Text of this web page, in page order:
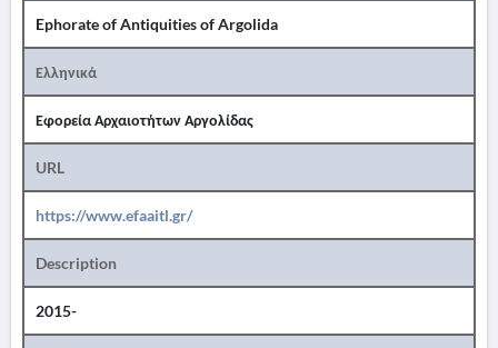
Ephorate of Antiquities of Argolida
Ελληνικά
Εφορεία Αρχαιοτήτων Αργολίδας
URL
https://www.efaaitl.gr/
Description
2015-